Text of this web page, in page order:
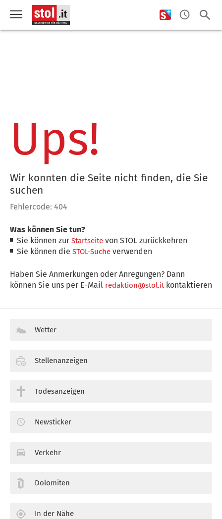
Ups!
Wir konnten die Seite nicht finden, die Sie
suchen
Fehlercode: 404
Was können Sie tun?
Sie können zurStartseite von STOL zurückkehren
Sie können dieSTOL-Suche verwenden
Haben Sie Anmerkungen oder Anregungen? Dann
können Sie uns per E-Mail redaktion@stol.itkontaktieren
Wetter
Stellenanzeigen
Todesanzeigen
Newsticker
Verkehr
Dolomiten
In der Nähe